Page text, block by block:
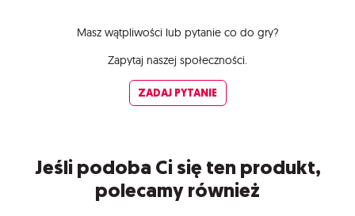
Masz wątpliwości lub pytanie co do gry?
Zapytaj naszej społeczności.
ZADAJ PYTANIE
Jeśli podoba Ci się ten produkt,
polecamy również